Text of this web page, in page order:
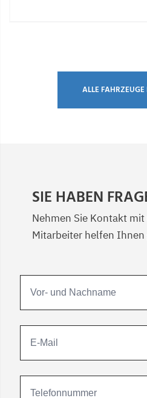
ALLE
SIE HABEN
Nehmen Sie Kontakt
Mitarbeiter helfen Ihnen